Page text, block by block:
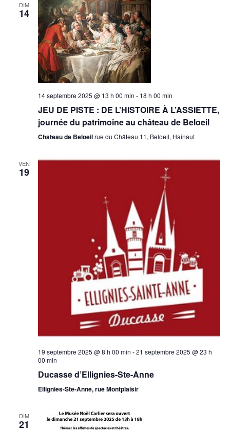
DIM
14
14 septembre 2025 @ 13 h 00 min - 18 h 00 min
JEU DE PISTE : DE L’HISTOIRE À L’ASSIETTE,
journée du patrimoine au château de Beloeil
Chateau de Beloeilrue du Château 11, Beloeil, Hainaut
VEN
19
19 septembre 2025 @ 8 h 00 min -21 septembre 2025 @ 23 h
00 min
Ducasse d’Ellignies-Ste-Anne
Ellignies-Ste-Anne, rue Montplaisir
DIM
21